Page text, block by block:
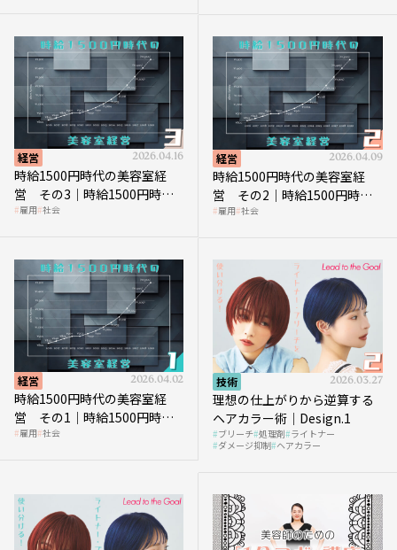
経営 2026.04.16
時給1500円時代の美容室経
営 その3｜時給1500円時
代、美容業はどのような影響
雇用 社会
経営 2026.04.09
時給1500円時代の美容室経
営 その2｜時給1500円時代
に支払う給与はいくらなのか
雇用 社会
経営 2026.04.02
時給1500円時代の美容室経
営 その1｜時給1500円時代
へ向かう社会的背景
雇用 社会
技術 2026.03.27
理想の仕上がりから逆算する
ヘアカラー術｜Design.1
ブリーチ 処理剤 ライトナー
ダメージ抑制 ヘアカラー